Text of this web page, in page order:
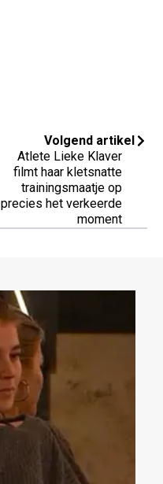
Volgend artikel
Atlete Lieke Klaver
filmt haar kletsnatte
trainingsmaatje op
precies het verkeerde
moment